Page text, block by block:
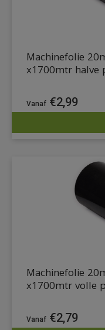
Machinefolie
x1700mtr halve
€2,99
Machinefolie
x1700mtr volle
€2,79